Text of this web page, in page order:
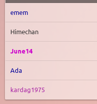
emem
Himechan
June14
Ada
kardag1975